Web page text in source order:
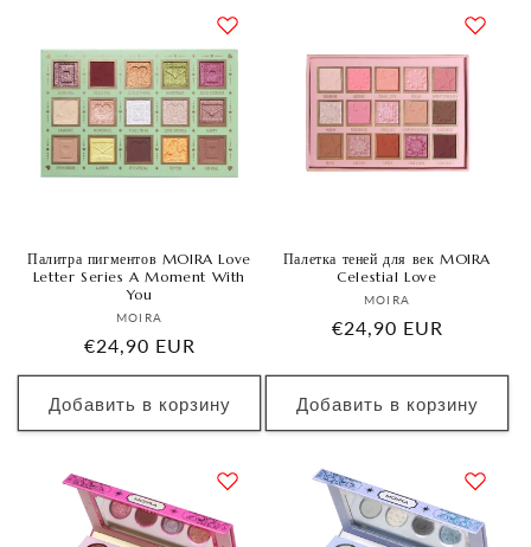
Палитра пигментов MOIRA Love
Letter Series A Moment With
You
Продавец:
MOIRA
Обычная
цена
€24,90 EUR
Добавить в корзину
Палетка теней для век MOIRA
Celestial Love
Продавец:
MOIRA
Обычная
€24,90 EUR
Добавить в корзину